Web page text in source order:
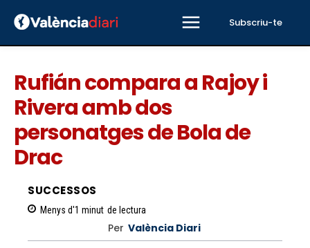
Subscriu-te
Rufián compara a Rajoy i
Rivera amb dos
personatges de Bola de
Drac
SUCCESSOS
Menys d'1 minut de lectura
Per València Diari